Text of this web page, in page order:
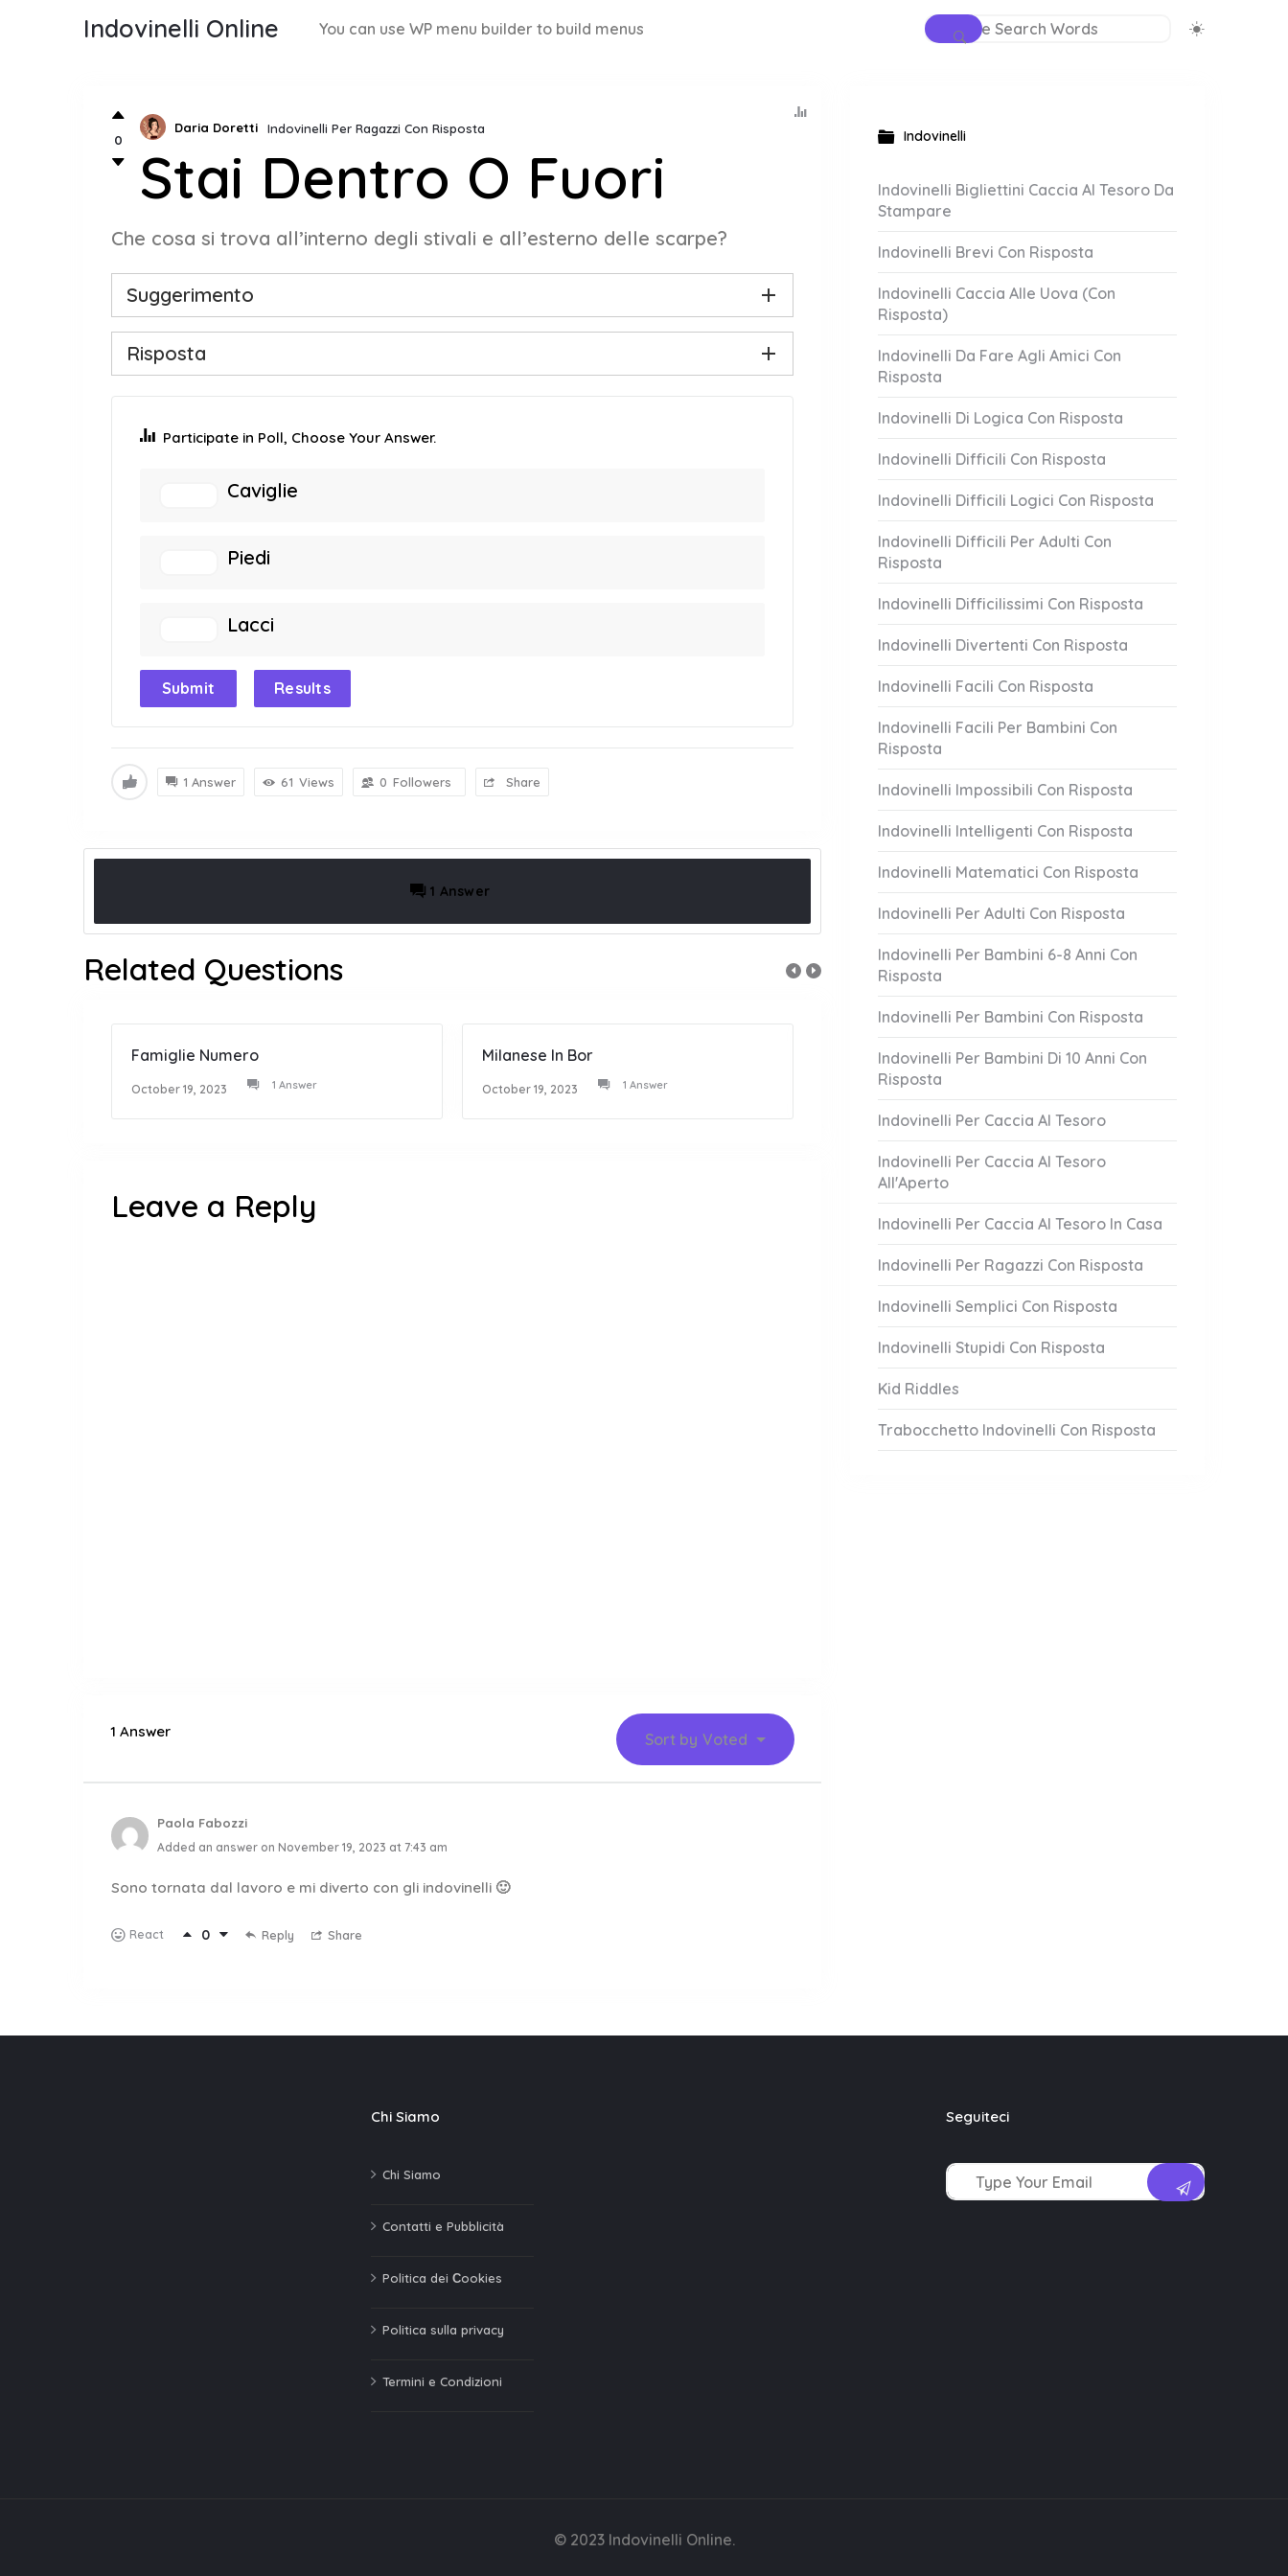
Indovinelli Online You can use WP menu builder to build menus
0
Daria Doretti Indovinelli Per Ragazzi Con Risposta
Stai Dentro O Fuori
Che cosa si trova all’interno degli stivali e all’esterno delle scarpe?
Suggerimento
Risposta
Participate in Poll, Choose Your Answer.
Caviglie
Piedi
Lacci
Submit Results
1 Answer 61 Views 0 Followers Share
1 Answer
Related Questions
Famiglie Numero
October 19, 2023 1 Answer
Milanese In Bor
October 19, 2023 1 Answer
Amici Uguali
October 19, 2023
Leave a Reply
1 Answer Sort by Voted
Paola Fabozzi
Added an answer on November 19, 2023 at 7:43 am
Sono tornata dal lavoro e mi diverto con gli indovinelli 🙂
React 0 Reply Share
Indovinelli
Indovinelli Bigliettini Caccia Al Tesoro Da
Stampare
Indovinelli Brevi Con Risposta
Indovinelli Caccia Alle Uova (Con
Risposta)
Indovinelli Da Fare Agli Amici Con
Risposta
Indovinelli Di Logica Con Risposta
Indovinelli Difficili Con Risposta
Indovinelli Difficili Logici Con Risposta
Indovinelli Difficili Per Adulti Con
Risposta
Indovinelli Difficilissimi Con Risposta
Indovinelli Divertenti Con Risposta
Indovinelli Facili Con Risposta
Indovinelli Facili Per Bambini Con
Risposta
Indovinelli Impossibili Con Risposta
Indovinelli Intelligenti Con Risposta
Indovinelli Matematici Con Risposta
Indovinelli Per Adulti Con Risposta
Indovinelli Per Bambini 6-8 Anni Con
Risposta
Indovinelli Per Bambini Con Risposta
Indovinelli Per Bambini Di 10 Anni Con
Risposta
Indovinelli Per Caccia Al Tesoro
Indovinelli Per Caccia Al Tesoro
All'Aperto
Indovinelli Per Caccia Al Tesoro In Casa
Indovinelli Per Ragazzi Con Risposta
Indovinelli Semplici Con Risposta
Indovinelli Stupidi Con Risposta
Kid Riddles
Trabocchetto Indovinelli Con Risposta
Chi Siamo
Chi Siamo
Contatti e Pubblicità
Politica dei Сookies
Politica sulla privacy
Termini e Condizioni
Seguiteci
© 2023 Indovinelli Online.